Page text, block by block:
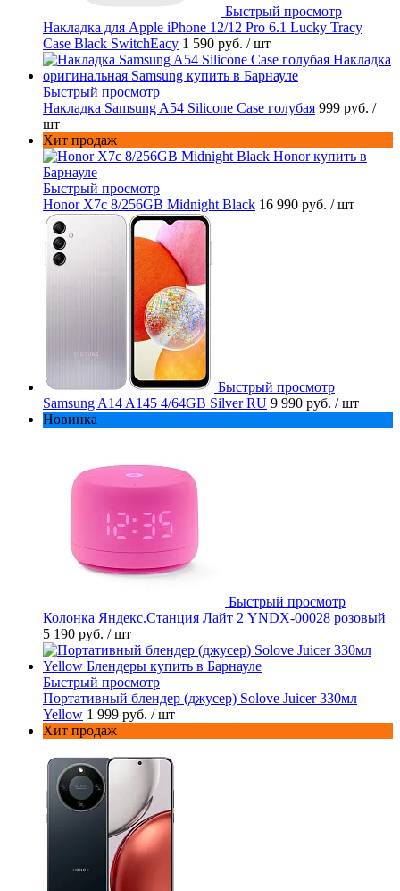
Быстрый просмотр
Накладка для Apple iPhone 12/12 Pro 6.1 Lucky Tracy
Case Black SwitchEacy 1 590 руб. / шт
Быстрый просмотр
Накладка Samsung A54 Silicone Case голубая 999 руб. /
шт
Хит продаж
Быстрый просмотр
Honor X7c 8/256GB Midnight Black 16 990 руб. / шт
Быстрый просмотр
Samsung A14 A145 4/64GB Silver RU 9 990 руб. / шт
Новинка
Быстрый просмотр
Колонка Яндекс.Станция Лайт 2 YNDX-00028 розовый
5 190 руб. / шт
Быстрый просмотр
Портативный блендер (джусер) Solove Juicer 330мл
Yellow 1 999 руб. / шт
Хит продаж